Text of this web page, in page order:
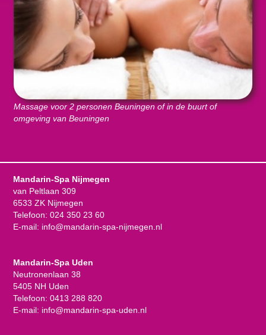
Massage voor 2 personen Beuningen of in de buurt of
omgeving van Beuningen
Mandarin-Spa Nijmegen
van Peltlaan 309
6533 ZK Nijmegen
Telefoon: 024 350 23 60
E-mail: info@mandarin-spa-nijmegen.nl
Mandarin-Spa Uden
Neutronenlaan 38
5405 NH Uden
Telefoon: 0413 288 820
E-mail: info@mandarin-spa-uden.nl